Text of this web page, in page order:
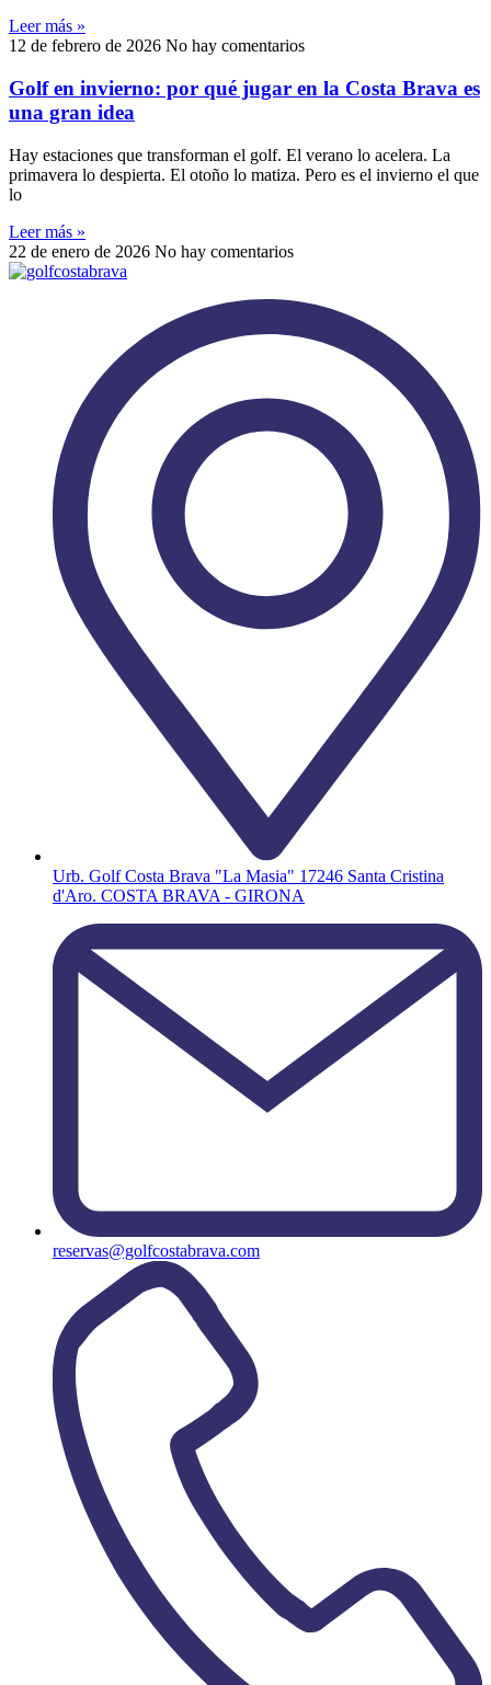
Leer más »
12 de febrero de 2026 No hay comentarios
Golf en invierno: por qué jugar en la Costa Brava es
una gran idea
Hay estaciones que transforman el golf. El verano lo acelera. La
primavera lo despierta. El otoño lo matiza. Pero es el invierno el que
lo
Leer más »
22 de enero de 2026 No hay comentarios
Urb. Golf Costa Brava "La Masia" 17246 Santa Cristina
d'Aro. COSTA BRAVA - GIRONA
reservas@golfcostabrava.com